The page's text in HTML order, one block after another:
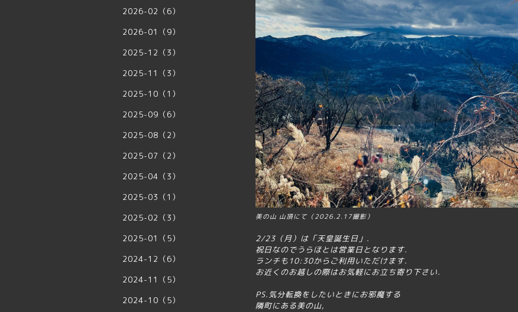
美の山 山頂にて（2026.2.17撮影）
2/23（月）は「天皇誕生日」.
祝日なのでうらほとは営業日となります.
ランチも10:30からご利用いただけます.
お近くのお越しの際はお気軽にお立ち寄り下さい.
PS.気分転換をしたいときにお邪魔する
隣町にある美の山,
2026-02（6）
2026-01（9）
2025-12（3）
2025-11（3）
2025-10（1）
2025-09（6）
2025-08（2）
2025-07（2）
2025-04（3）
2025-03（1）
2025-02（3）
2025-01（5）
2024-12（6）
2024-11（5）
2024-10（5）